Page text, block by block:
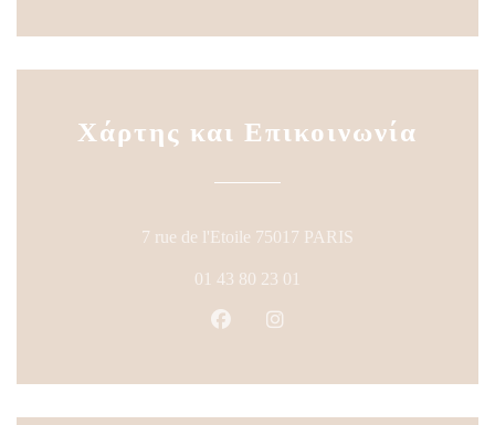
Χάρτης και Επικοινωνία
7 rue de l'Etoile 75017 PARIS
01 43 80 23 01
Facebook ((ανοίγει σε νέο